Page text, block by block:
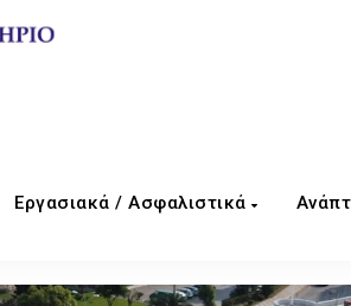
Εργασιακά / Ασφαλιστικά